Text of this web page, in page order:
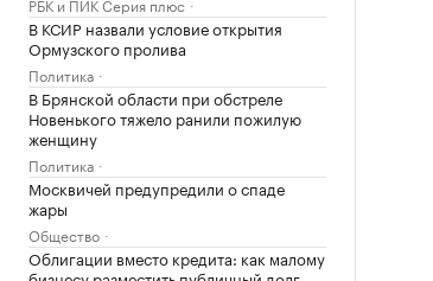
В КСИР назвали условие открытия
Ормузского пролива
Политика
В Брянской области при обстреле
Новенького тяжело ранили пожилую
женщину
Политика
Москвичей предупредили о спаде
жары
Общество
Облигации вместо кредита: как малому